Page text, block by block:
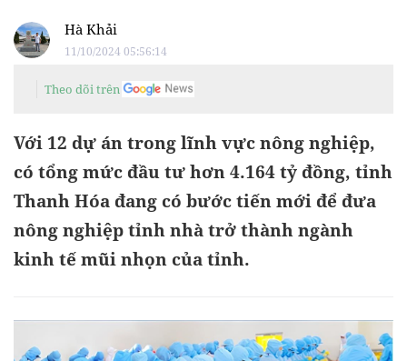
Hà Khải
11/10/2024 05:56:14
Theo dõi trên
Với 12 dự án trong lĩnh vực nông nghiệp,
có tổng mức đầu tư hơn 4.164 tỷ đồng, tỉnh
Thanh Hóa đang có bước tiến mới để đưa
nông nghiệp tỉnh nhà trở thành ngành
kinh tế mũi nhọn của tỉnh.